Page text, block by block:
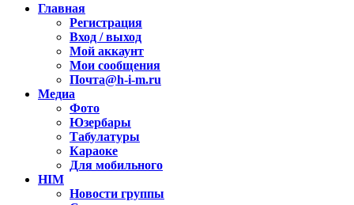
Главная
Регистрация
Вход / выход
Мой аккаунт
Мои сообщения
Почта@h-i-m.ru
Медиа
Фото
Юзербары
Табулатуры
Караоке
Для мобильного
HIM
Новости группы